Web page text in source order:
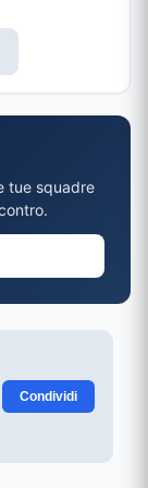
tue squadre
Condividi